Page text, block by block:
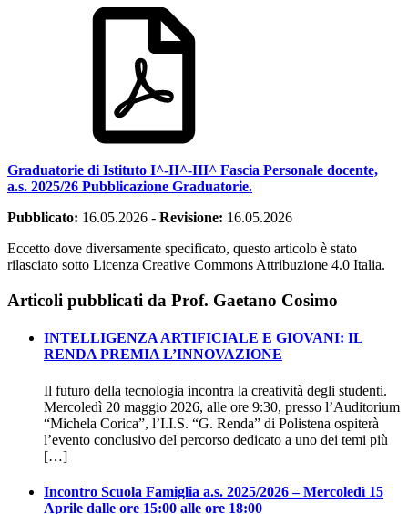
Graduatorie di Istituto I^-II^-III^ Fascia Personale docente,
a.s. 2025/26 Pubblicazione Graduatorie.
Pubblicato: 16.05.2026 - Revisione: 16.05.2026
Eccetto dove diversamente specificato, questo articolo è stato
rilasciato sotto Licenza Creative Commons Attribuzione 4.0 Italia.
Articoli pubblicati da Prof. Gaetano Cosimo
INTELLIGENZA ARTIFICIALE E GIOVANI: IL
RENDA PREMIA L’INNOVAZIONE
Il futuro della tecnologia incontra la creatività degli studenti.
Mercoledì 20 maggio 2026, alle ore 9:30, presso l’Auditorium
“Michela Corica”, l’I.I.S. “G. Renda” di Polistena ospiterà
l’evento conclusivo del percorso dedicato a uno dei temi più
[…]
Incontro Scuola Famiglia a.s. 2025/2026 – Mercoledì 15
Aprile dalle ore 15:00 alle ore 18:00